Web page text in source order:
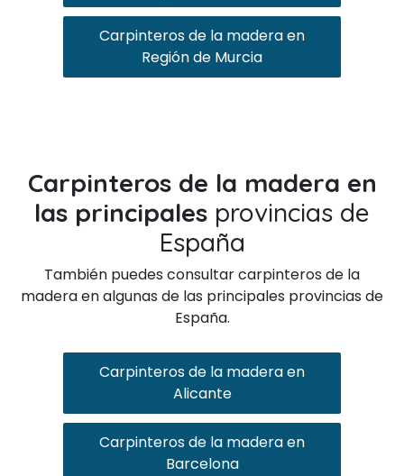
Carpinteros de la madera en
Región de Murcia
Carpinteros de la madera en
las principales provincias de
España
También puedes consultar carpinteros de la
madera en algunas de las principales provincias de
España.
Carpinteros de la madera en
Alicante
Carpinteros de la madera en
Barcelona